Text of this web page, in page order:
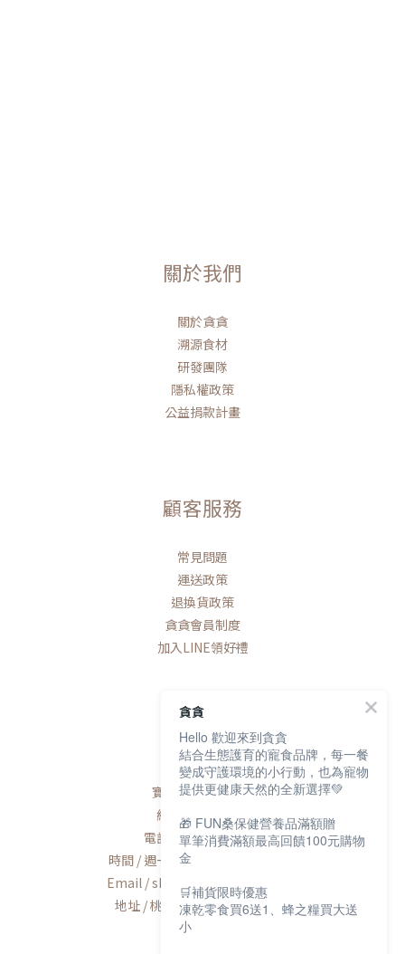
關於我們
關於貪貪
溯源食材
研發團隊
隱私權政策
公益捐款計畫
顧客服務
常見問題
運送政策
退換貨政策
貪貪會員制度
加入LINE領好禮
聯絡我們
寶研生技有限公司
統編 / 83163768
電話 / 02-2600-8552
時間 / 週一至週五AM9:00-PM6:00
Email / shop@munchee.com.tw
地址 / 桃園市蘆竹區南工路56號
貪貪
Hello 歡迎來到貪貪
結合生態護育的寵食品牌，每一餐
變成守護環境的小行動，也為寵物
提供更健康天然的全新選擇💚
🎁 FUN桑保健營養品滿額贈
單筆消費滿額最高回饋100元購物
金
🛒補貨限時優惠
凍乾零食買6送1、蜂之糧買大送
小